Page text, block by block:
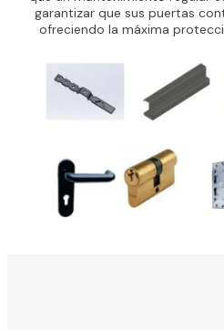
garantizar que sus puertas
ofreciendo la máxima